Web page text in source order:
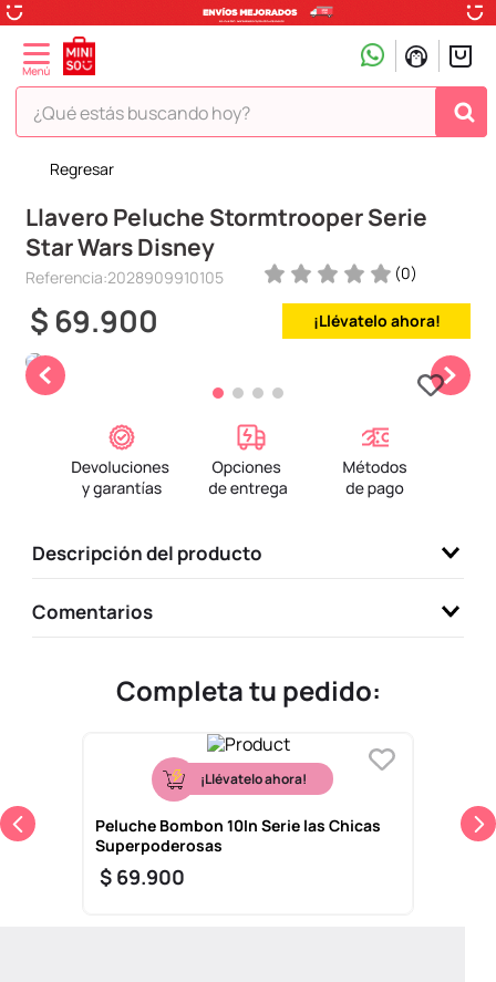
¿Qué estás buscando hoy?
Regresar
Llavero Peluche Stormtrooper Serie
Star Wars Disney
Referencia:2028909910105 (0)
$ 69.900 ¡Llévatelo ahora!
Descripción del producto
Comentarios
Completa tu pedido:
¡Llévatelo ahora!
Peluche Bombon 10In Serie las Chicas
Superpoderosas
$ 69.900
TÉRMINOS MÁS BUSCADOS
1 .
peluche
2.
hello kitty
3.
snoopy
4.
ositos cariñositos
5
termo
termos
10. llaveros